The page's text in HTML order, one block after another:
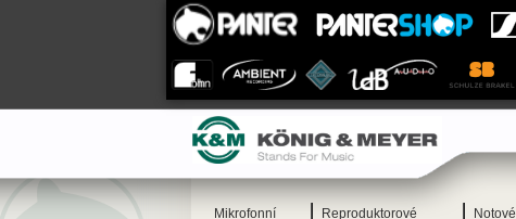
Mikrofonní
Reproduktorové
Notové